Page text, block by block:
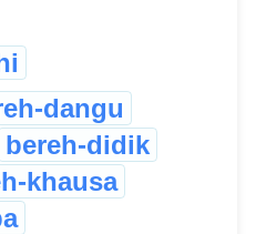
dangu
bereh-didik
khausa